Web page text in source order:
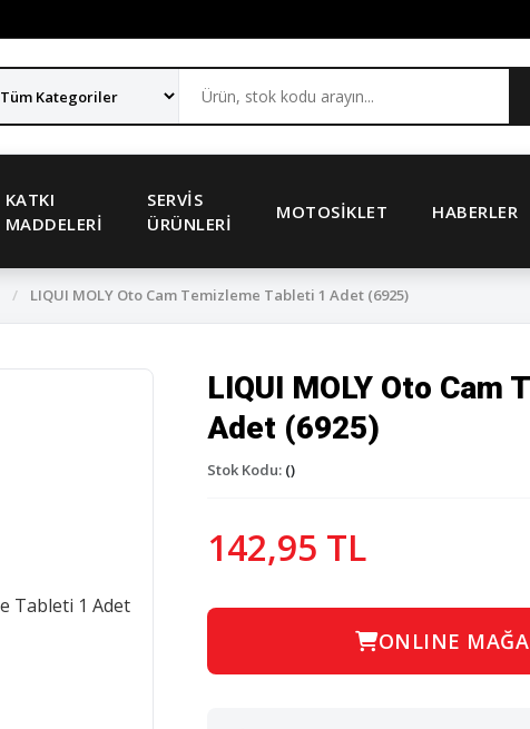
KATKI
MADDELERI
SERVIS
ÜRÜNLERI
MOTOSIKLET HABERLER
/ LIQUI MOLY Oto Cam Temizleme Tableti 1 Adet (6925)
LIQUI MOLY Oto
Adet (6925)
Stok Kodu: ()
142,95 TL
ONLINE